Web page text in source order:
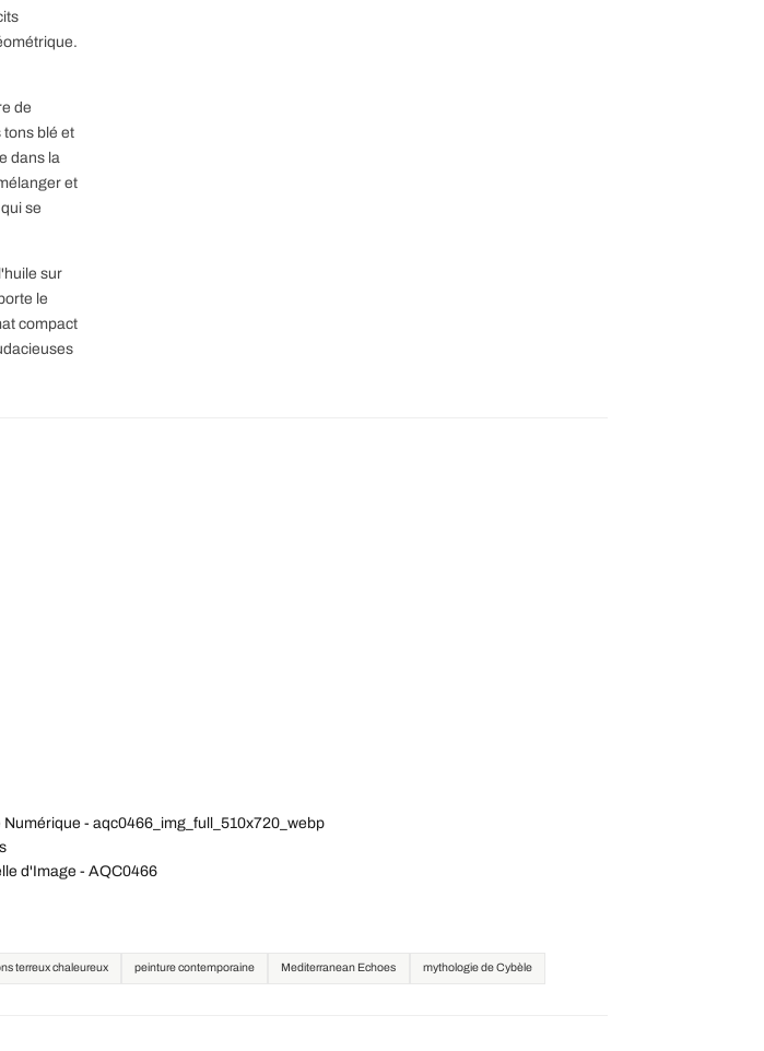
de
blé et
dans la
et
se
sur
le
compact
- aqc0466_img_full_510x720_webp
d'Image - AQC0466
terreux chaleureux peinture contemporaine Mediterranean Echoes mythologie de Cybèle